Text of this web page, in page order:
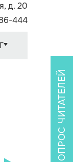
д. 20
444
ОПРОС ЧИТАТЕЛЕЙ